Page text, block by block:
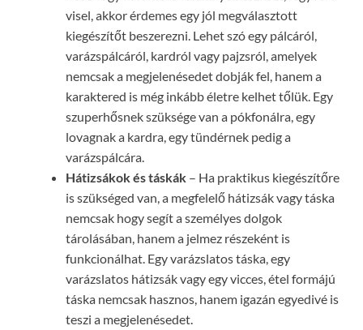
visel, akkor érdemes egy jól megválasztott
kiegészítőt beszerezni. Lehet szó egy pálcáról,
varázspálcáról, kardról vagy pajzsról, amelyek
nemcsak a megjelenésedet dobják fel, hanem a
karaktered is még inkább életre kelhet tőlük. Egy
szuperhősnek szüksége van a pókfonálra, egy
lovagnak a kardra, egy tündérnek pedig a
varázspálcára.
Hátizsákok és táskák – Ha praktikus kiegészítőre
is szükséged van, a megfelelő hátizsák vagy táska
nemcsak hogy segít a személyes dolgok
tárolásában, hanem a jelmez részeként is
funkcionálhat. Egy varázslatos táska, egy
varázslatos hátizsák vagy egy vicces, étel formájú
táska nemcsak hasznos, hanem igazán egyedivé is
teszi a megjelenésedet.